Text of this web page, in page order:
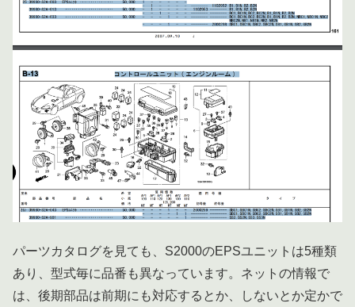
パーツカタログを見ても、S2000のEPSユニットは5種類
あり、型式毎に品番も異なっています。ネットの情報で
は、後期部品は前期にも対応するとか、しないとか定かで